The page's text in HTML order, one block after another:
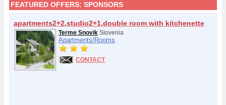
FEATURED OFFERS: SPONSORS
apartments2+2,studio2+1,double room with kitchenette
Terme Snovik Slovenia
Apartments/Rooms
CONTACT